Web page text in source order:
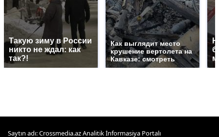
Такую зиму в России
никто не ждал: как
так?!
Как выглядит место
крушение вертолета на
Кавказе: смотреть
Saytın adı: Crossmedia.az Analitik İnformasiya Portalı